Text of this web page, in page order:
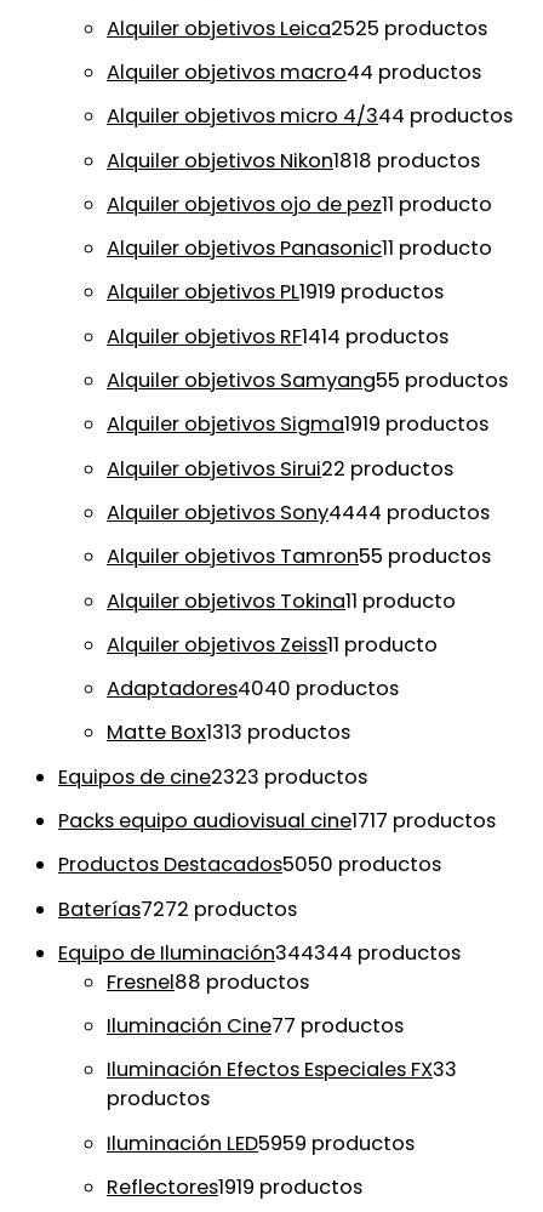
Alquiler objetivos Leica2525 productos
Alquiler objetivos macro44 productos
Alquiler objetivos micro 4/344 productos
Alquiler objetivos Nikon1818 productos
Alquiler objetivos ojo de pez11 producto
Alquiler objetivos Panasonic11 producto
Alquiler objetivos PL1919 productos
Alquiler objetivos RF1414 productos
Alquiler objetivos Samyang55 productos
Alquiler objetivos Sigma1919 productos
Alquiler objetivos Sirui22 productos
Alquiler objetivos Sony4444 productos
Alquiler objetivos Tamron55 productos
Alquiler objetivos Tokina11 producto
Alquiler objetivos Zeiss11 producto
Adaptadores4040 productos
Matte Box1313 productos
Equipos de cine2323 productos
Packs equipo audiovisual cine1717 productos
Productos Destacados5050 productos
Baterías7272 productos
Equipo de Iluminación344344 productos
Fresnel88 productos
Iluminación Cine77 productos
Iluminación Efectos Especiales FX33
productos
Iluminación LED5959 productos
Reflectores1919 productos